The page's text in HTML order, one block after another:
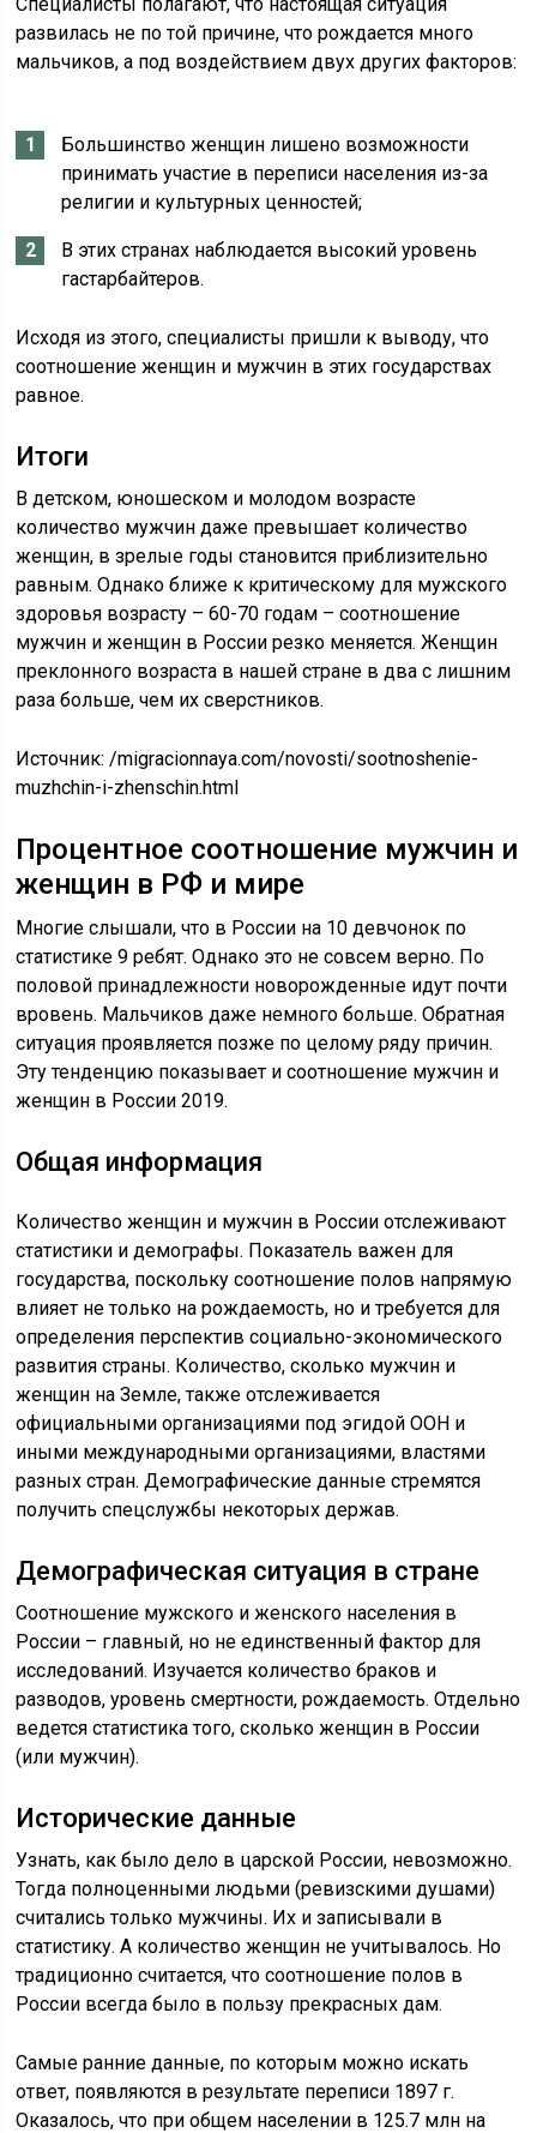
развилась не по той причине, что рождается много
мальчиков, а под воздействием двух других факторов:
Большинство женщин лишено возможности
принимать участие в переписи населения из-за
религии и культурных ценностей;
В этих странах наблюдается высокий уровень
гастарбайтеров.
Исходя из этого, специалисты пришли к выводу, что
соотношение женщин и мужчин в этих государствах
равное.
Итоги
В детском, юношеском и молодом возрасте
количество мужчин даже превышает количество
женщин, в зрелые годы становится приблизительно
равным. Однако ближе к критическому для мужского
здоровья возрасту – 60-70 годам – соотношение
мужчин и женщин в России резко меняется. Женщин
преклонного возраста в нашей стране в два с лишним
раза больше, чем их сверстников.
Источник:/migracionnaya.com/novosti/sootnoshenie-
muzhchin-i-zhenschin.html
Процентное соотношение мужчин и
женщин в РФ и мире
Многие слышали, что в России на 10 девчонок по
статистике 9 ребят. Однако это не совсем верно. По
половой принадлежности новорожденные идут почти
вровень. Мальчиков даже немного больше. Обратная
ситуация проявляется позже по целому ряду причин.
Эту тенденцию показывает и соотношение мужчин и
женщин в России 2019.
Общая информация
Количество женщин и мужчин в России отслеживают
статистики и демографы. Показатель важен для
государства, поскольку соотношение полов напрямую
влияет не только на рождаемость, но и требуется для
определения перспектив социально-экономического
развития страны. Количество, сколько мужчин и
женщин на Земле, также отслеживается
официальными организациями под эгидой ООН и
иными международными организациями, властями
разных стран. Демографические данные стремятся
получить спецслужбы некоторых держав.
Демографическая ситуация в стране
Соотношение мужского и женского населения в
России – главный, но не единственный фактор для
исследований. Изучается количество браков и
разводов, уровень смертности, рождаемость. Отдельно
ведется статистика того, сколько женщин в России
(или мужчин).
Исторические данные
Узнать, как было дело в царской России, невозможно.
Тогда полноценными людьми (ревизскими душами)
считались только мужчины. Их и записывали в
статистику. А количество женщин не учитывалось. Но
традиционно считается, что соотношение полов в
России всегда было в пользу прекрасных дам.
Самые ранние данные, по которым можно искать
ответ, появляются в результате переписи 1897 г.
Оказалось, что при общем населении в 125.7 млн на